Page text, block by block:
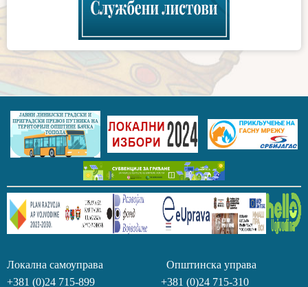
Локална самоуправа Општинска управа
+381 (0)24 715-899 +381 (0)24 715-310